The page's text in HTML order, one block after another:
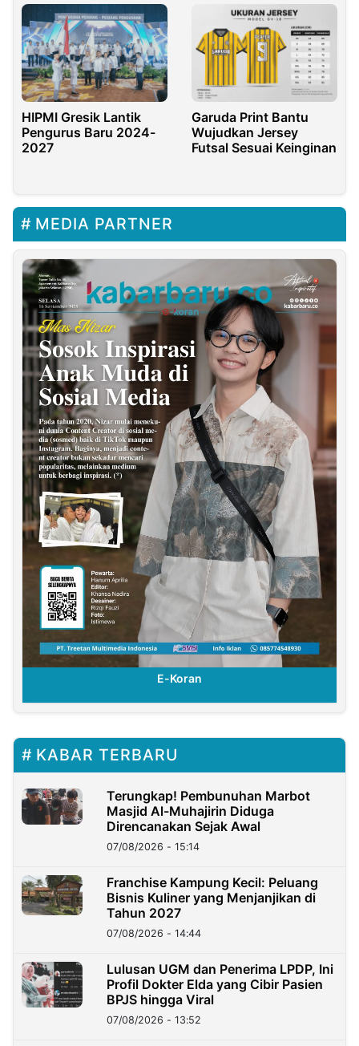
HIPMI Gresik Lantik
Pengurus Baru 2024-
2027
Garuda Print Bantu
Wujudkan Jersey
Futsal Sesuai Keinginan
MEDIA PARTNER
E-Koran
KABAR TERBARU
Terungkap! Pembunuhan Marbot
Masjid Al-Muhajirin Diduga
Direncanakan Sejak Awal
07/08/2026 - 15:14
Franchise Kampung Kecil: Peluang
Bisnis Kuliner yang Menjanjikan di
Tahun 2027
07/08/2026 - 14:44
Lulusan UGM dan Penerima LPDP, Ini
Profil Dokter Elda yang Cibir Pasien
BPJS hingga Viral
07/08/2026 - 13:52